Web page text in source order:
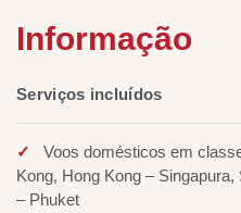
Informação
Serviços incluídos
Voos domésticos em
Kong, Hong Kong –
– Phuket